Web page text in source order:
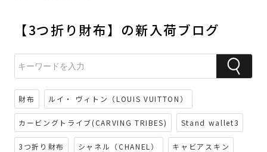
【3つ折り財布】の新入荷ブログ
財布 ルイ・ ヴィトン（LOUIS VUITTON）
カービングトライブ(CARVING TRIBES) Stand wallet3
3つ折り財布 シャネル（CHANEL） キャビアスキン